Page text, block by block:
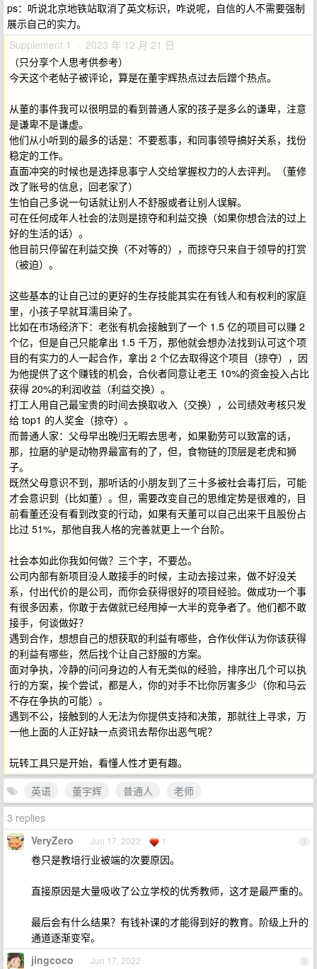
ps：听说北京地铁站取消了英文标识，咋说呢，自信的人不需要强制
展示自己的实力。
Supplement 1 · 2023 年 12 月 21 日
（只分享个人思考供参考）
今天这个老帖子被评论，算是在董宇辉热点过去后蹭个热点。
从董的事件我可以很明显的看到普通人家的孩子是多么的谦卑，注意
是谦卑不是谦虚。
他们从小听到的最多的话是：不要惹事，和同事领导搞好关系，找份
稳定的工作。
直面冲突的时候也是选择息事宁人交给掌握权力的人去评判。（董修
改了账号的信息，回老家了）
生怕自己多说一句话就让别人不舒服或者让别人误解。
可在任何成年人社会的法则是掠夺和利益交换（如果你想合法的过上
好的生活的话）。
他目前只停留在利益交换（不对等的），而掠夺只来自于领导的打赏
（被迫）。
这些基本的让自己过的更好的生存技能其实在有钱人和有权利的家庭
里，小孩子早就耳濡目染了。
比如在市场经济下：老张有机会接触到了一个 1.5 亿的项目可以赚 2
个亿，但是自己只能拿出 1.5 千万，那他就会想办法找到认可这个项
目的有实力的人一起合作，拿出 2 个亿去取得这个项目（掠夺），因
为他提供了这个赚钱的机会，合伙者同意让老王 10%的资金投入占比
获得 20%的利润收益（利益交换）。
打工人用自己最宝贵的时间去换取收入（交换），公司绩效考核只发
给 top1 的人奖金（掠夺）。
而普通人家：父母早出晚归无暇去思考，如果勤劳可以致富的话，
那，拉磨的驴是动物界最富有的了，但，食物链的顶层是老虎和狮
子。
既然父母意识不到，那听话的小朋友到了三十多被社会毒打后，可能
才会意识到（比如董）。但，需要改变自己的思维定势是很难的，目
前看董还没有看到改变的行动，如果有天董可以自己出来干且股份占
比过 51%，那他自我人格的完善就更上一个台阶。
社会本如此你我如何做？三个字，不要怂。
公司内部有新项目没人敢接手的时候，主动去接过来，做不好没关
系，付出代价的是公司，而你会获得很好的项目经验。做成功一个事
有很多因素，你敢于去做就已经甩掉一大半的竞争者了。他们都不敢
接手，何谈做好？
遇到合作，想想自己的想获取的利益有哪些，合作伙伴认为你该获得
的利益有哪些，然后找个让自己舒服的方案。
面对争执，冷静的问问身边的人有无类似的经验，排序出几个可以执
行的方案，挨个尝试，都是人，你的对手不比你厉害多少（你和马云
不存在争执的可能）。
遇到不公，接触到的人无法为你提供支持和决策，那就往上寻求，万
一他上面的人正好缺一点资讯去帮你出恶气呢？
玩转工具只是开始，看懂人性才更有趣。
英语
董宇辉 普通人
老师
3 replies
1
VeryZero Jun 17, 2022 1
卷只是教培行业被端的次要原因。
直接原因是大量吸收了公立学校的优秀教师，这才是最严重的。
最后会有什么结果？有钱补课的才能得到好的教育。阶级上升的
通道逐渐变窄。
2
jingcoco Jun 17, 2022